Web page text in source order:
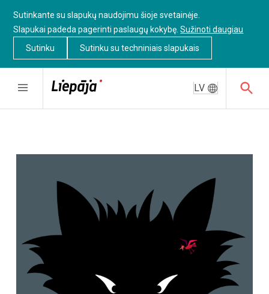
Sutinkante su slapukų naudojimu šioje svetainėje.
Slapukai padeda pagerinti paslaugų kokybę.Sužinoti daugiau
Sutinku
Sutinku su techniniais slapukais
LV